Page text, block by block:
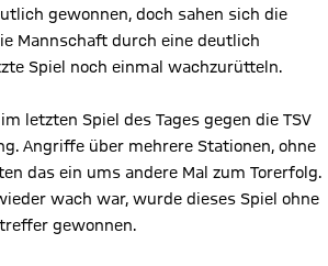
gewonnen, doch sahen sich die
Mannschaft durch eine deutlich
Spiel noch einmal wachzurütteln.
letzten Spiel des Tages gegen die TSV
Angriffe über mehrere Stationen, ohne
das ein ums andere Mal zum Torerfolg.
wach war, wurde dieses Spiel ohne
gewonnen.